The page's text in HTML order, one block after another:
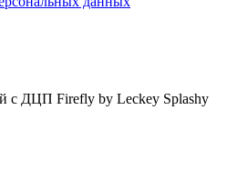
с ДЦП Firefly by Leckey Splashy